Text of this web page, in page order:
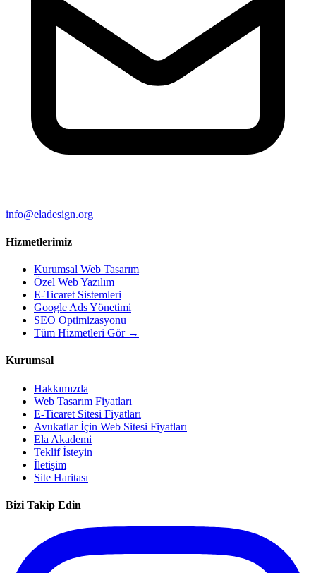
info@eladesign.org
Hizmetlerimiz
Kurumsal Web Tasarım
Özel Web Yazılım
E-Ticaret Sistemleri
Google Ads Yönetimi
SEO Optimizasyonu
Tüm Hizmetleri Gör →
Kurumsal
Hakkımızda
Web Tasarım Fiyatları
E-Ticaret Sitesi Fiyatları
Avukatlar İçin Web Sitesi Fiyatları
Ela Akademi
Teklif İsteyin
İletişim
Site Haritası
Bizi Takip Edin